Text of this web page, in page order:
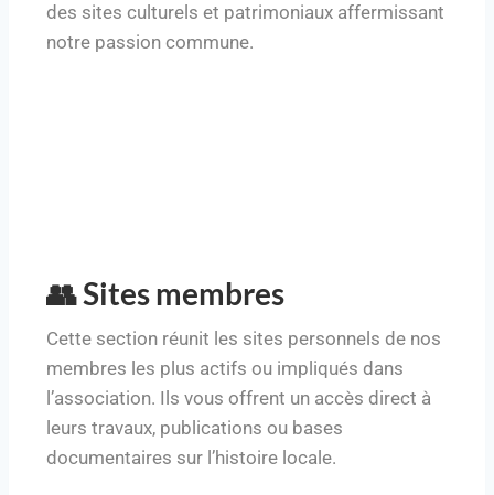
des sites culturels et patrimoniaux affermissant
notre passion commune.
👥 Sites membres
Cette section réunit les sites personnels de nos
membres les plus actifs ou impliqués dans
l’association. Ils vous offrent un accès direct à
leurs travaux, publications ou bases
documentaires sur l’histoire locale.